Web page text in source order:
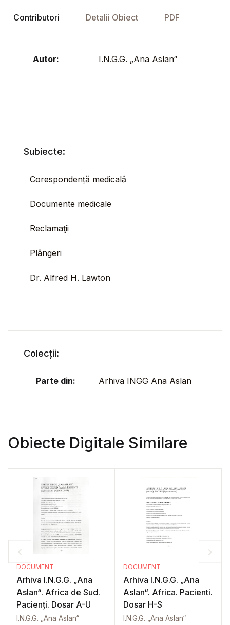
Contributori Detalii Obiect PDF
Autor: I.N.G.G. „Ana Aslan“
Subiecte:
Corespondență medicală
Documente medicale
Reclamaţii
Plângeri
Dr. Alfred H. Lawton
Colecții:
Parte din: Arhiva INGG Ana Aslan
Obiecte Digitale Similare
DOCUMENT
Arhiva I.N.G.G. „Ana
Aslan“. Africa de Sud.
Pacienți. Dosar A-U
I.N.G.G. „Ana Aslan“
DOCUMENT
Arhiva I.N.G.G. „Ana
Aslan“. Africa. Pacienti.
Dosar H-S
I.N.G.G. „Ana Aslan“